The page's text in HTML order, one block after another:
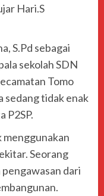
Hari.S
S.Pd sebagai
sekolah SDN
Tomo
sedang tidak enak
P2SP.
menggunakan
Seorang
dari